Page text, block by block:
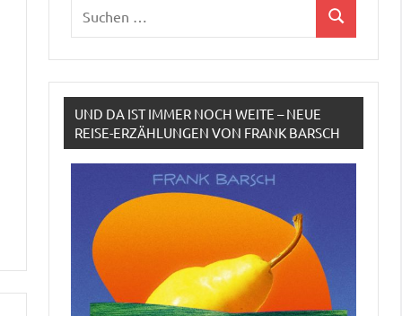
Suchen
UND DA IST IMMER NOCH WEITE – NEUE
REISE-ERZÄHLUNGEN VON FRANK BARSCH